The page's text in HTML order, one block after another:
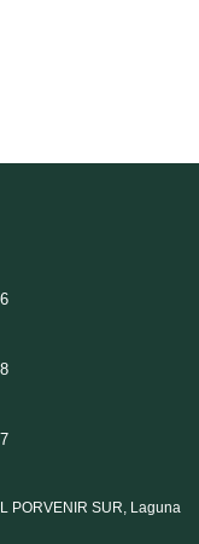
PORVENIR SUR, Laguna